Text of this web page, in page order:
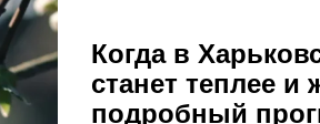
Когда в
станет теплее и
подробный